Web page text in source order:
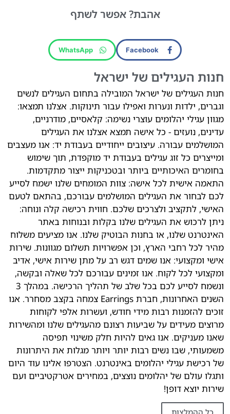
אהבת? אפשר לשתף
Facebook
WhatsApp
חנות העגילים של ישראל
חנות העגילים של ישראל המובילה בתחום העגילים לנשים
וגברים, ילדות ונערות ואפילו עבור תינוקות. אצלנו תמצאו:
מגוון עגילי יהלומים עוצרי נשימה: קלאסיים, מודרניים,
עדינים, נועזים - כל אישה תמצא אצלנו את העגילים
המושלמים עבורה. עיצובים ייחודיים בעבודת יד: אנו מעצבים
ומייצרים כל זוג עגילים בעבודת יד מוקפדת, תוך שימוש
בחומרים האיכותיים ביותר ובטכניקות ייצור מתקדמות.
התאמה אישית לכל אישה: צוות המומחים שלנו ישמח לסייע
לכם לבחור את העגילים המושלמים עבורכם, בהתאם לטעם
האישי, לתקציב ולצרכים שלכם. חווית רכישה קלה ונוחה:
ניתן לרכוש את העגילים שלנו בקלות ובנוחות באתר
האינטרנט שלנו, או בחנות הבוטיק שלנו. אנו מציעים משלוח
מהיר לכל רחבי הארץ, וכן אפשרויות תשלום מגוונות. שירות
אישי ומקצועי: אנו שמים דגש רב על מתן שירות אישי, אדיב
ומקצועי לכל לקוח. אנו זמינים עבורכם לכל שאלה ובקשה,
ונשמח לסייע לכם בכל שלב של תהליך הרכישה. במהלך 3
השנים האחרונות, חברת Earrings צמחה בקצב מסחרר. אנו
זוכים להזמנות רבות מידי חודש, ועשרות אלפי לקוחות
מרוצים מעידים על שביעות רצונם מהעגילים שלנו ומהשירות
שאנו מעניקים. אנו גאים להיות חלק משינוי תפיסה
משמעותי, שבו נשים רבות יותר ויותר מגלות את היתרונות
של רכישת עגילי יהלומים באינטרנט. הצטרפו אלינו עוד היום
ותגלו עולם של יהלומים נוצצים, במחירים אטרקטיביים ועם
שירות יוצא דופן!
כל ההמלצות